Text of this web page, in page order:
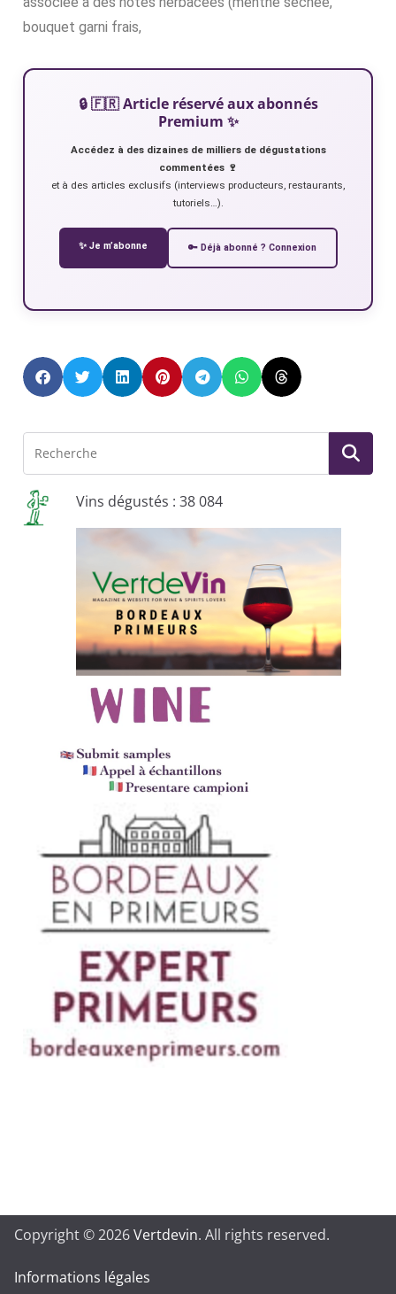
bouquet garni frais,
🔒 🇫🇷 Article réservé aux abonnés
Premium ✨
Accédez à des dizaines de milliers de dégustations
commentées 🍷
et à des articles exclusifs (interviews producteurs, restaurants,
tutoriels…).
✨ Je m’abonne 🔑 Déjà abonné ? Connexion
Vins dégustés : 38 084
Copyright © 2026Vertdevin. All rights reserved.
Informations légales